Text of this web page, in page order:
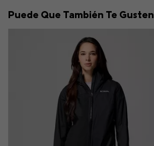
Puede Que También Te Gusten